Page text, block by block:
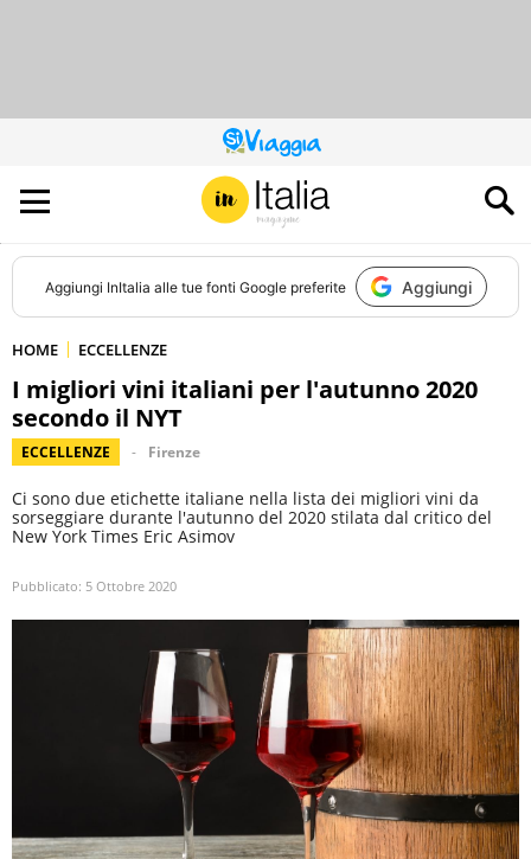
QUESTO
SITO
CONTRIBUISCE
ALL’AUDIENCE
DI
Aggiungi InItalia alle tue fonti Google preferite Aggiungi
HOME ECCELLENZE
I migliori vini italiani per l'autunno 2020
secondo il NYT
ECCELLENZE Firenze
Ci sono due etichette italiane nella lista dei migliori vini da
sorseggiare durante l'autunno del 2020 stilata dal critico del
New York Times Eric Asimov
Pubblicato: 5 Ottobre 2020